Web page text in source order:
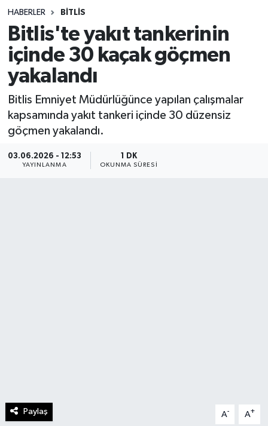
HABERLER BITLIS
Bitlis'te yakıt tankerinin
içinde 30 kaçak göçmen
yakalandı
Bitlis Emniyet Müdürlüğünce yapılan çalışmalar
kapsamında yakıt tankeri içinde 30 düzensiz
göçmen yakalandı.
03.06.2026 - 12:53
YAYINLANMA
1 DK
OKUNMA SÜRESI
Paylaş A- A+
Spor
Teknoloji
Yaşam